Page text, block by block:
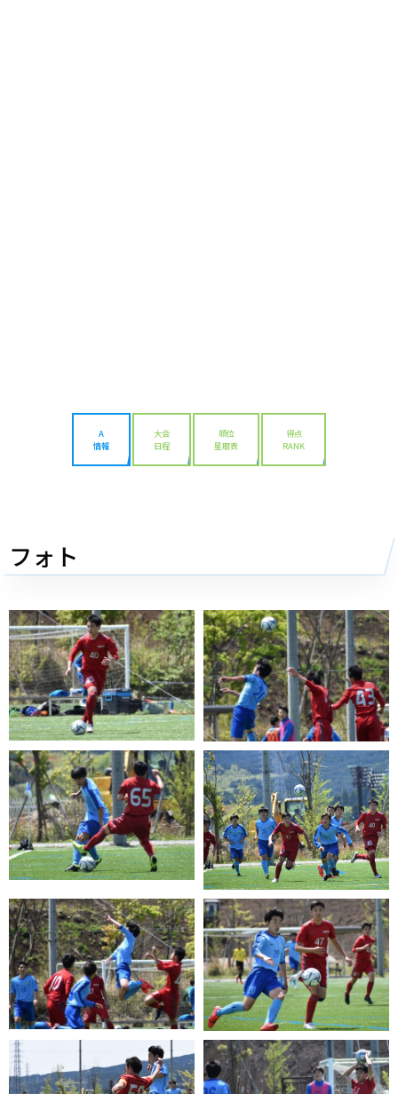
A
情報
大会
日程
順位
星取表
得点
RANK
フォト